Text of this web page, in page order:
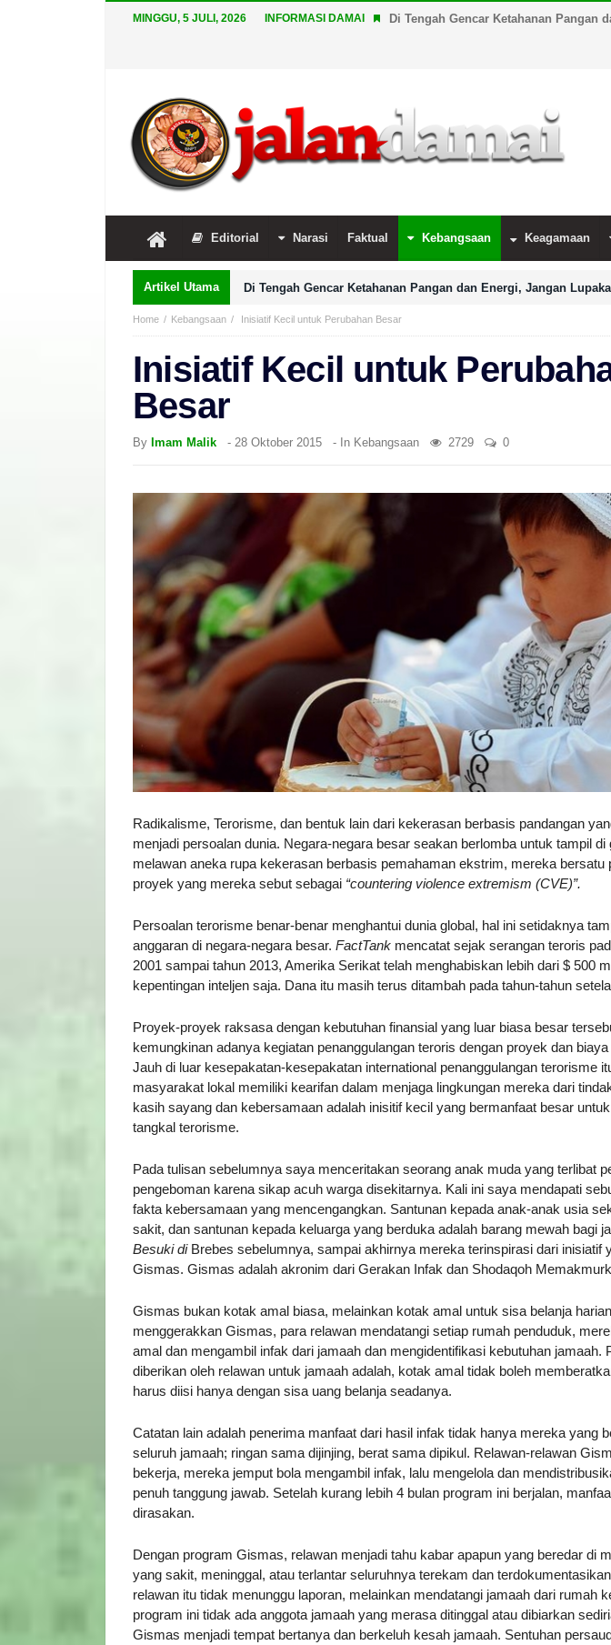
MINGGU, 5 JULI, 2026 INFORMASI DAMAI Di Tengah Gencar Ketahanan Pangan
Editorial Narasi Faktual Kebangsaan Keagamaan
Artikel Utama Di Tengah Gencar Ketahanan Pangan dan Energi, Jangan
Home Kebangsaan Inisiatif Kecil untuk Perubahan Besar
Inisiatif Kecil untuk
Besar
By Imam Malik - 28 Oktober 2015 - In Kebangsaan 2729 0
Radikalisme, Terorisme, dan bentuk lain dari kekerasan berbasis pandangan
menjadi persoalan dunia. Negara-negara besar seakan berlomba untuk tampil di
melawan aneka rupa kekerasan berbasis pemahaman ekstrim, mereka bersatu
proyek yang mereka sebut sebagai “countering violence extremism (CVE)”.
Persoalan terorisme benar-benar menghantui dunia global, hal ini setidaknya
anggaran di negara-negara besar. FactTank mencatat sejak serangan teroris
2001 sampai tahun 2013, Amerika Serikat telah menghabiskan lebih dari $ 500
kepentingan inteljen saja. Dana itu masih terus ditambah pada tahun-tahun
Proyek-proyek raksasa dengan kebutuhan finansial yang luar biasa besar
kemungkinan adanya kegiatan penanggulangan teroris dengan proyek dan
Jauh di luar kesepakatan-kesepakatan international penanggulangan terorisme
masyarakat lokal memiliki kearifan dalam menjaga lingkungan mereka dari
kasih sayang dan kebersamaan adalah inisitif kecil yang bermanfaat besar
tangkal terorisme.
Pada tulisan sebelumnya saya menceritakan seorang anak muda yang terlibat
pengeboman karena sikap acuh warga disekitarnya. Kali ini saya mendapati
fakta kebersamaan yang mencengangkan. Santunan kepada anak-anak usia
sakit, dan santunan kepada keluarga yang berduka adalah barang mewah bagi
Besukidi Brebes sebelumnya, sampai akhirnya mereka terinspirasi dari inisiatif
Gismas. Gismas adalah akronim dari Gerakan Infak dan Shodaqoh
Gismas bukan kotak amal biasa, melainkan kotak amal untuk sisa belanja
menggerakkan Gismas, para relawan mendatangi setiap rumah penduduk,
amal dan mengambil infak dari jamaah dan mengidentifikasi kebutuhan jamaah.
diberikan oleh relawan untuk jamaah adalah, kotak amal tidak boleh
harus diisi hanya dengan sisa uang belanja seadanya.
Catatan lain adalah penerima manfaat dari hasil infak tidak hanya mereka yang
seluruh jamaah; ringan sama dijinjing, berat sama dipikul. Relawan-relawan
bekerja, mereka jemput bola mengambil infak, lalu mengelola dan
penuh tanggung jawab. Setelah kurang lebih 4 bulan program ini berjalan,
dirasakan.
Dengan program Gismas, relawan menjadi tahu kabar apapun yang beredar di
yang sakit, meninggal, atau terlantar seluruhnya terekam dan
relawan itu tidak menunggu laporan, melainkan mendatangi jamaah dari rumah
program ini tidak ada anggota jamaah yang merasa ditinggal atau dibiarkan
Gismas menjadi tempat bertanya dan berkeluh kesah jamaah. Sentuhan